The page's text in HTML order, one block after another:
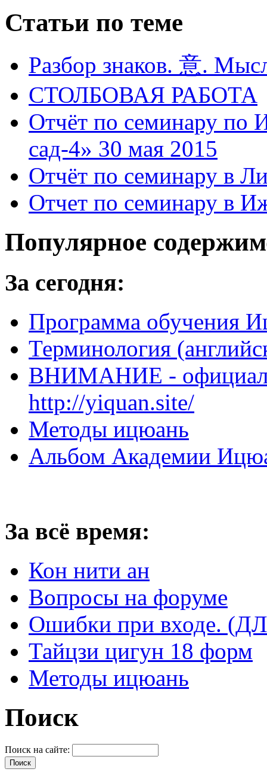
Статьи по теме
Разбор знаков. 意.
СТОЛБОВАЯ РАБОТА
Отчёт по семинару по
сад-4» 30 мая 2015
Отчёт по семинару в
Отчет по семинару в
Популярное
За сегодня:
Программа обучения
Терминология
ВНИМАНИЕ -
http://yiquan.site/
Методы ицюань
Альбом Академии
За всё время:
Кон нити ан
Вопросы на форуме
Ошибки при входе.
Тайцзи цигун 18 форм
Методы ицюань
Поиск
Поиск на сайте: